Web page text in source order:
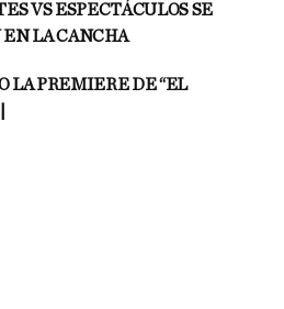
VS ESPECTÁCULOS SE
LA CANCHA
LA PREMIERE DE “EL